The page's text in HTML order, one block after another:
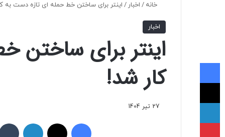
خانه / اخبار / اینتر برای ساختن خط حمله‌ ای تازه دست به
اخبار
اینتر برای ساختن
کار شد!
27 تیر 1404
ایکس